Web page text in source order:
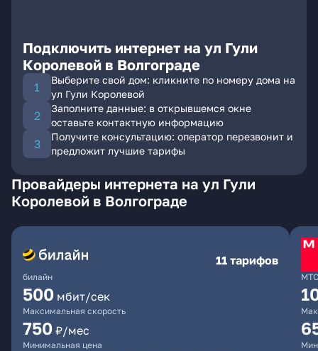
Подключить интернет на ул Гули
Королевой в Волгограде
Выберите свой дом: кликните по номеру дома на
ул Гули Королевой
Заполните данные: в открывшемся окне
оставьте контактную информацию
Получите консультацию: оператор перезвонит и
предложит лучшие тарифы
Провайдеры интернета на ул Гули
Королевой в Волгограде
билайн
11 тарифов
500 мбит/сек
Максимальная скорость
750 ₽/мес
Минимальная цена
МТС